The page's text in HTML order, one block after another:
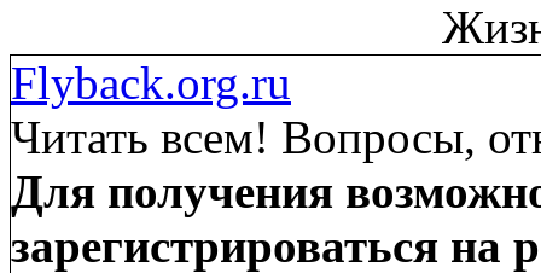
Flyback.org.ru
Читать всем! Вопросы,
Для получения
зарегистрироваться